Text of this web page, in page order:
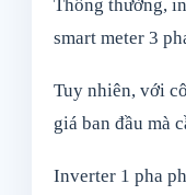
Thông thường,
smart meter 3
Tuy nhiên, với
giá ban đầu mà
Inverter 1 pha